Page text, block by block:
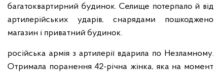
багатоквартирний будинок. Селище потерпало й від
артилерійських ударів, снарядами пошкоджено
магазин і приватний будинок.
російська армія з артилерії вдарила по Незламному.
Отримала поранення 42-річна жінка, яка на момент